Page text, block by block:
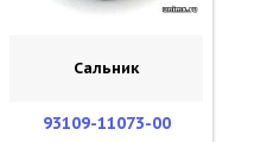
Сальник
93109-11073-00